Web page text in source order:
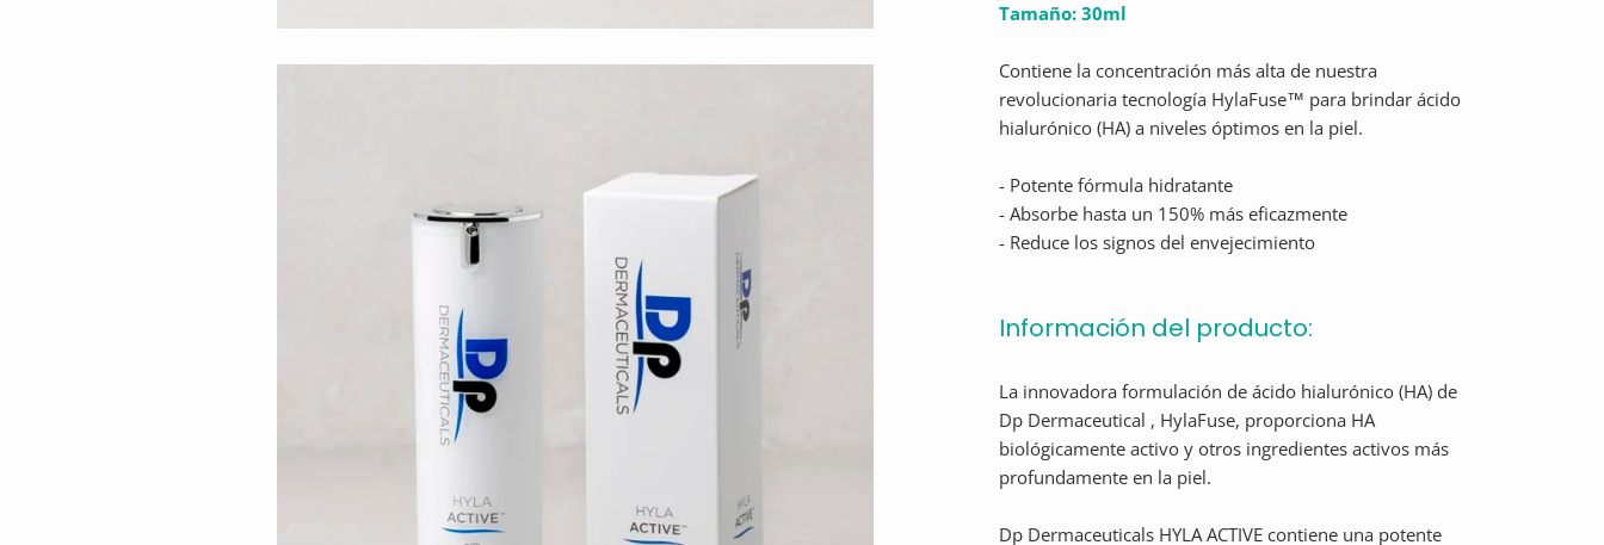
Tamaño: 30ml
Contiene la concentración más alta de nuestra
revolucionaria tecnología HylaFuse™ para brindar ácido
hialurónico (HA) a niveles óptimos en la piel.
- Potente fórmula hidratante
- Absorbe hasta un 150% más eficazmente
- Reduce los signos del envejecimiento
Información del producto:
La innovadora formulación de ácido hialurónico (HA) de
Dp Dermaceutical , HylaFuse, proporciona HA
biológicamente activo y otros ingredientes activos más
profundamente en la piel.
Dp Dermaceuticals HYLA ACTIVE contiene una potente